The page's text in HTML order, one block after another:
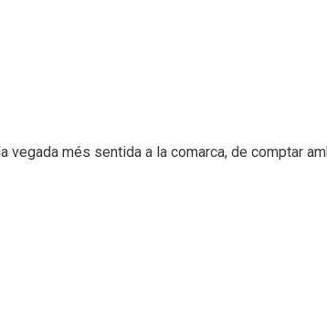
vegada més sentida a la comarca, de comptar